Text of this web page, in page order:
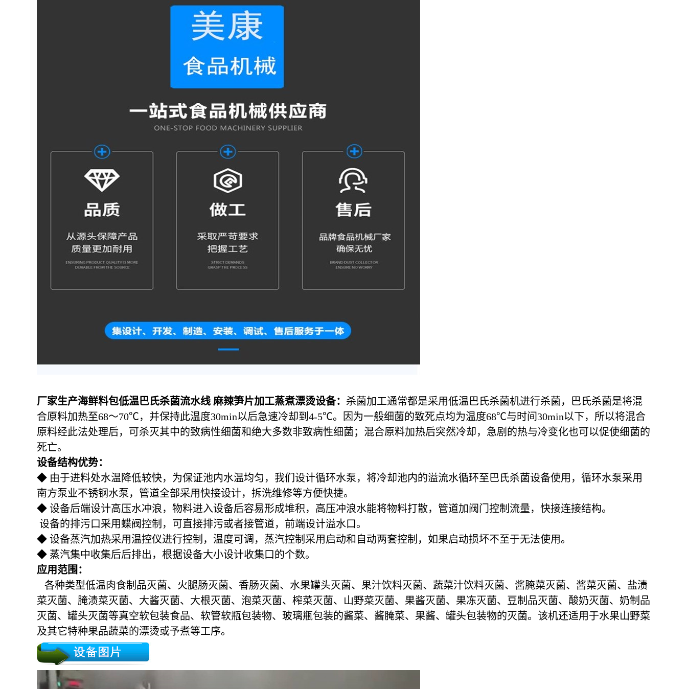
厂家生产海鲜料包低温巴氏杀菌流水线 麻辣笋片加工蒸煮漂烫设备： 杀菌加工通常都是采用低温巴氏杀菌机进行杀菌，巴氏杀菌是将混
合原料加热至68～70℃，并保持此温度30min以后急速冷却到4-5℃。因为一般细菌的致死点均为温度68℃与时间30min以下，所以将混合
原料经此法处理后，可杀灭其中的致病性细菌和绝大多数非致病性细菌；混合原料加热后突然冷却，急剧的热与冷变化也可以促使细菌的
死亡。
设备结构优势：
◆ 由于进料处水温降低较快，为保证池内水温均匀，我们设计循环水泵，将冷却池内的溢流水循环至巴氏杀菌设备使用，循环水泵采用
南方泵业不锈钢水泵，管道全部采用快接设计，拆洗维修等方便快捷。
◆ 设备后端设计高压水冲浪，物料进入设备后容易形成堆积，高压冲浪水能将物料打散，管道加阀门控制流量，快接连接结构。
设备的排污口采用蝶阀控制，可直接排污或者接管道，前端设计溢水口。
◆ 设备蒸汽加热采用温控仪进行控制，温度可调，蒸汽控制采用启动和自动两套控制，如果启动损坏不至于无法使用。
◆ 蒸汽集中收集后后排出，根据设备大小设计收集口的个数。
应用范围：
各种类型低温肉食制品灭菌、火腿肠灭菌、香肠灭菌、水果罐头灭菌、果汁饮料灭菌、蔬菜汁饮料灭菌、酱腌菜灭菌、酱菜灭菌、盐渍
菜灭菌、腌渍菜灭菌、大酱灭菌、大根灭菌、泡菜灭菌、榨菜灭菌、山野菜灭菌、果酱灭菌、果冻灭菌、豆制品灭菌、酸奶灭菌、奶制品
灭菌、罐头灭菌等真空软包装食品、软管软瓶包装物、玻璃瓶包装的酱菜、酱腌菜、果酱、罐头包装物的灭菌。该机还适用于水果山野菜
及其它特种果品蔬菜的漂烫或予煮等工序。